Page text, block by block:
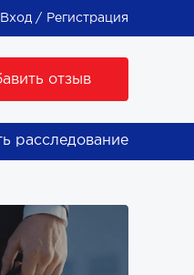
Вход Регистрация
отзыв
расследование